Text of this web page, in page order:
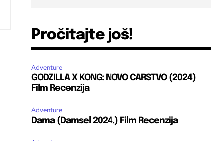
Pročitajte još!
Adventure
GODZILLA X KONG: NOVO CARSTVO (2024)
Film Recenzija
Adventure
Dama (Damsel 2024.) Film Recenzija